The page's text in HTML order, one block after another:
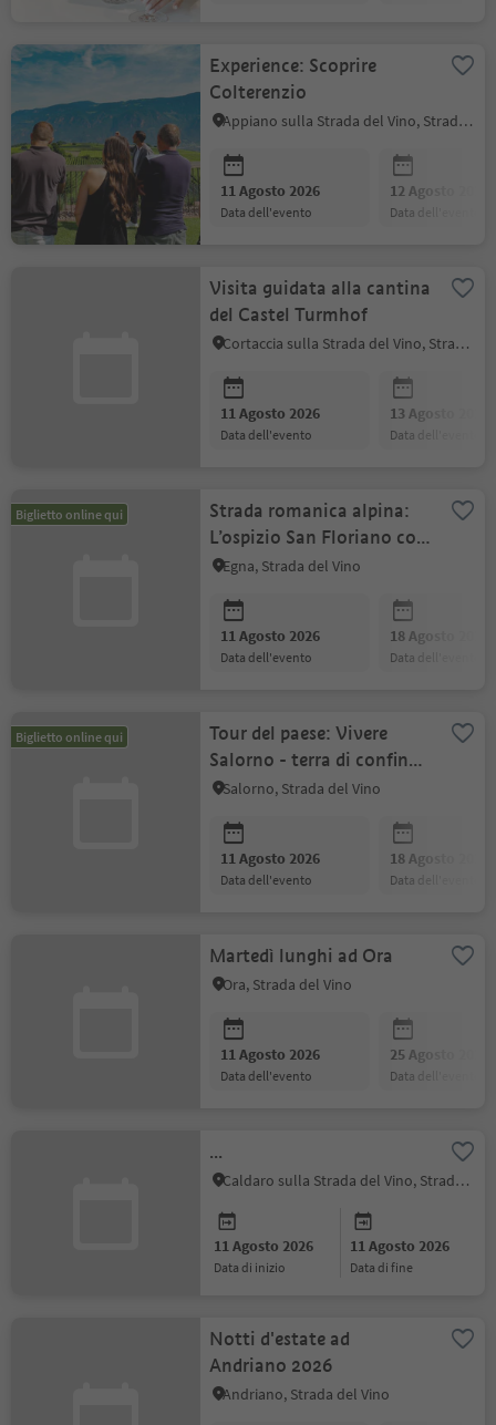
Experience: Scoprire
Colterenzio
Appiano sulla Strada del Vino, Strada del Vino
11 Agosto 2026
data dell'evento
12 Agosto 2026
data dell'evento
Visita guidata alla cantina
del Castel Turmhof
Cortaccia sulla Strada del Vino, Strada del Vino
11 Agosto 2026
data dell'evento
13 Agosto 2026
data dell'evento
Biglietto online qui
Strada romanica alpina:
L’ospizio San Floriano con
il suo misterioso passato
Egna, Strada del Vino
11 Agosto 2026
data dell'evento
18 Agosto 2026
data dell'evento
Biglietto online qui
Tour del paese: Vivere
Salorno - terra di confine e
tempi illustri
Salorno, Strada del Vino
11 Agosto 2026
data dell'evento
18 Agosto 2026
data dell'evento
Martedì lunghi ad Ora
Ora, Strada del Vino
11 Agosto 2026
data dell'evento
25 Agosto 2026
data dell'evento
...
Caldaro sulla Strada del Vino, Strada del Vino
11 Agosto 2026
data di inizio
11 Agosto 2026
data di fine
Notti d'estate ad
Andriano 2026
Andriano, Strada del Vino